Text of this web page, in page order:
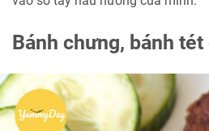
Bánh chưng, bánh